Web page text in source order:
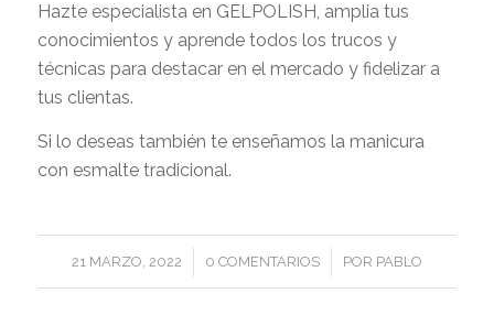
Hazte especialista en GELPOLISH, amplia tus
conocimientos y aprende todos los trucos y
técnicas para destacar en el mercado y fidelizar a
tus clientas.
Si lo deseas también te enseñamos la manicura
con esmalte tradicional.
21 MARZO, 2022
/ 0 COMENTARIOS
/ POR PABLO